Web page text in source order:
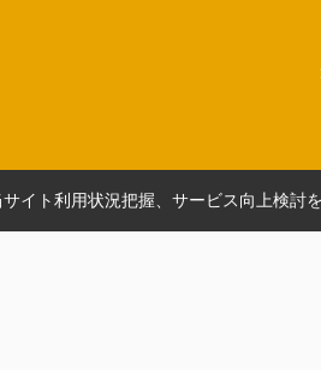
イト利用状況把握、サービス向上検討